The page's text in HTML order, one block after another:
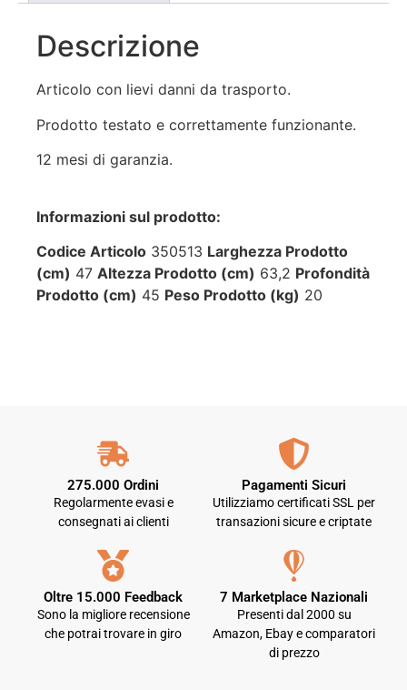
Descrizione
Articolo con lievi danni da trasporto.
Prodotto testato e correttamente funzionante.
12 mesi di garanzia.
Informazioni sul prodotto:
Codice Articolo 350513 Larghezza Prodotto
(cm) 47 Altezza Prodotto (cm) 63,2 Profondità
Prodotto (cm) 45 Peso Prodotto (kg) 20
275.000 Ordini
Regolarmente evasi e
consegnati ai clienti
Pagamenti Sicuri
Utilizziamo certificati SSL per
transazioni sicure e criptate
Oltre 15.000 Feedback
Sono la migliore recensione
che potrai trovare in giro
7 Marketplace Nazionali
Presenti dal 2000 su
Amazon, Ebay e comparatori
di prezzo